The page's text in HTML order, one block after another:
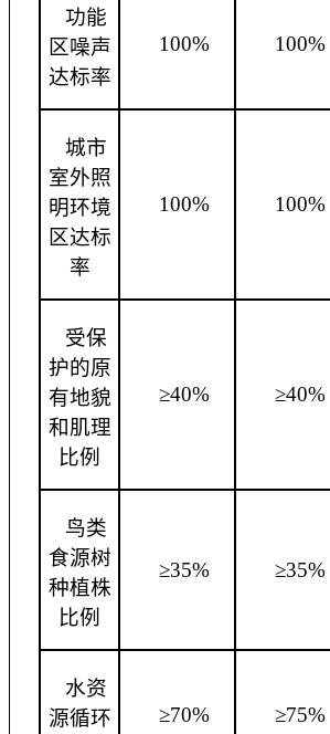
功能
区噪声
达标率
100% 100%
城市
室外照
明环境
区达标
率
100% 100%
受保
护的原
有地貌
和肌理
比例
≥40% ≥40%
鸟类
食源树
种植株
比例
≥35% ≥35%
水资
源循环
≥70% ≥75%